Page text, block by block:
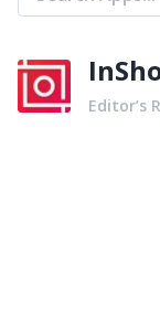
Editor’s